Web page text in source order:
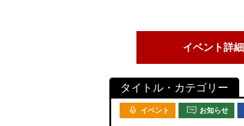
イベント詳細
イベント お知らせ